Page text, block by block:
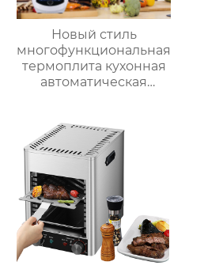
Новый стиль
многофункциональная
термоплита кухонная
автоматическая
3.5л robot cucina tm 6
новый термомиксер t6